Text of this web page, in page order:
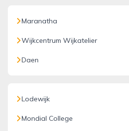
Maranatha
Wijkcentrum Wijkatelier
Daen
Lodewijk
Mondial College